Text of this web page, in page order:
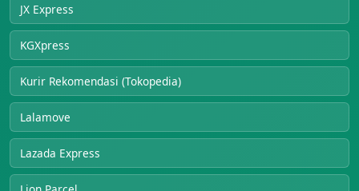
JX Express
KGXpress
Kurir Rekomendasi (Tokopedia)
Lalamove
Lazada Express